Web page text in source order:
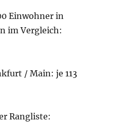
Einwohner in
im Vergleich:
/ Main: je 113
Rangliste: